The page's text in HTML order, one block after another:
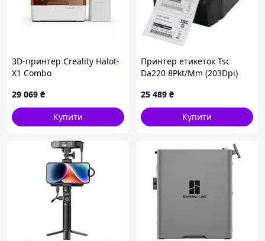
3D-принтер Creality Halot-
X1 Combo
29 069 ₴
Купити
Принтер етикеток Tsc
Da220 8Pkt/Mm (203Dpi)
Bluetooth
25 489 ₴
Купити